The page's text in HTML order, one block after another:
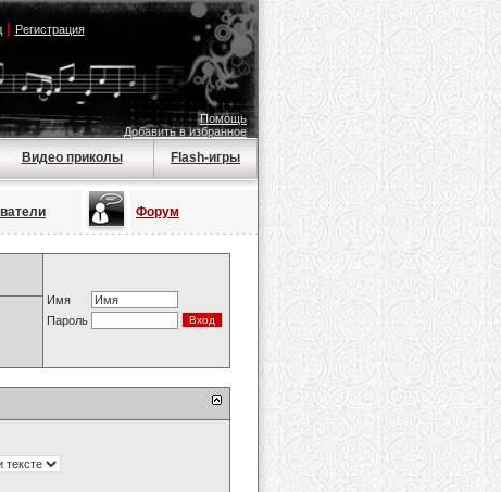
| Регистрация
Помощь
Добавить в избранное
Видео приколы Flash-игры
Форум
Имя
Пароль